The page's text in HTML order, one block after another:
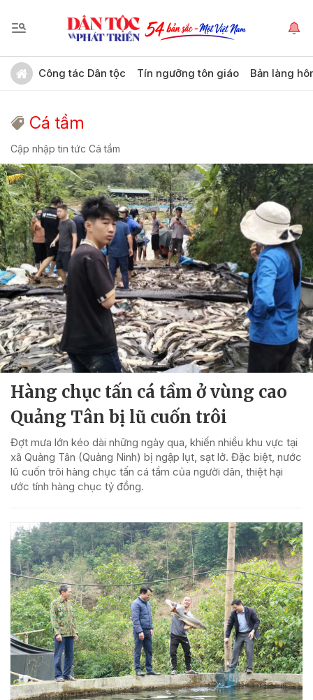
Công tác Dân tộc Tín ngưỡng tôn giáo Bản làng
Cá tầm
Cập nhập tin tức Cá tầm
Hàng chục tấn cá tầm ở vùng cao
Quảng Tân bị lũ cuốn trôi
Đợt mưa lớn kéo dài những ngày qua, khiến nhiều khu vực tại
xã Quảng Tân (Quảng Ninh) bị ngập lụt, sạt lở. Đặc biệt, nước
lũ cuốn trôi hàng chục tấn cá tầm của người dân, thiệt hại
ước tính hàng chục tỷ đồng.